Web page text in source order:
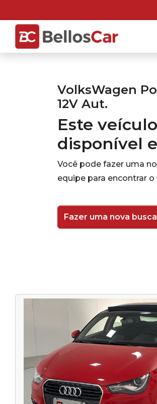
VolksWagen
12V Aut.
Este
disponível
Você pode fazer uma
equipe para encontrar
Fazer uma nova busca